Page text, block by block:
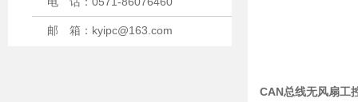
邮 箱：kyipc@163.com
CAN总线无风扇工